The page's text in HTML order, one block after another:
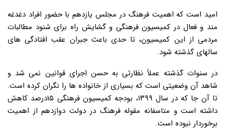
امید است که اهمیت فرهنگ در مجلس یازدهم با حضور افراد دغدغه
مند و فعال در کمیسیون فرهنگی و گشایش راه برای شنود مطالبات
مردمی از این کمیسیون، تا حدی باعث جبران عقب افتادگی های
سالهای گذشته شود.
در سنوات گذشته عملاً نظارتی به حسن اجرای قوانین نمی شد و
شاهد آن وضعیتی است که بسیاری از خانواده ها را نگران کرده است.
تا آن جا که در سال ۱۳۹۹، بودجه کمیسیون فرهنگی ۱۵درصد کاهش
داشته است و متاسفانه مقوله فرهنگ در دولت دوازدهم از اهمیت
برخوردار نبوده است.